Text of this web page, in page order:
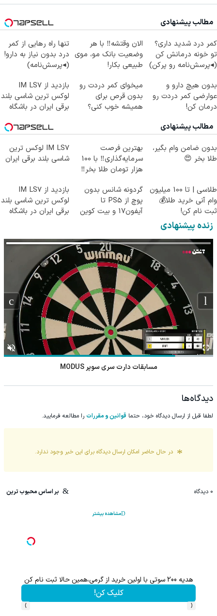
مطالب پیشنهادی
کمر درد شدید داری؟
تو خونه درمانش کن
(◂پرسش‌نامه رو پرکن)
الان وقتشه‼️ با هر
وضعیت بانک مو، موی
طبیعی بکار!
تنها راه رهایی از کمر
درد بدون نیاز به دارو!
(◂پرسش‌نامه)
بدون هیچ دارو و
عوارضی کمر دردت رو
درمان کن!
میخوای کمر دردت رو
بدون قرص برای
همیشه خوب کنی؟
بازدید از IM LS7
لوکس ترین شاسی بلند
برقی ایران در باشگاه
مطالب پیشنهادی
بدون ضامن وام بگیر،
طلا بخر 😍
بهترین فرصت
سرمایه‌گذاری‼️ با 100
هزار تومان طلا بخر‼️
IM LS7 لوکس ترین
شاسی بلند برقی ایران
طلاسی | تا 100 میلیون
وام آنی خرید طلا💰
ثبت نام کن!
گردونه شانس بدون
پوچ از PS5 تا
آیفون17 و بیت کوین
بازدید از IM LS7
لوکس ترین شاسی بلند
برقی ایران در باشگاه
زنده پیشنهادی
مسابقات دارت سری سوپر MODUS
دیدگاه‌ها
لطفا قبل از ارسال دیدگاه خود، حتما قوانین و مقررات را مطالعه فرمایید.
در حال حاضر امکان ارسال دیدگاه برای این خبر وجود ندارد.
0 دیدگاه بر اساس محبوب ترین
مشاهده بیشتر
با خرید اول از گریم 200 سوت هدیه بگیر 200 سوت نقره پیدا شده برای تو!!!
‹
›